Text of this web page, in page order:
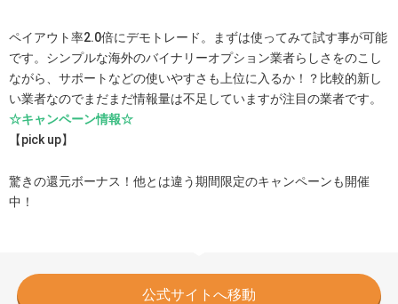
ペイアウト率2.0倍にデモトレード。まずは使ってみて試す事が可能
です。シンプルな海外のバイナリーオプション業者らしさをのこし
ながら、サポートなどの使いやすさも上位に入るか！？比較的新し
い業者なのでまだまだ情報量は不足していますが注目の業者です。
☆キャンペーン情報☆
【pick up】
驚きの還元ボーナス！他とは違う期間限定のキャンペーンも開催
中！
公式サイトへ移動